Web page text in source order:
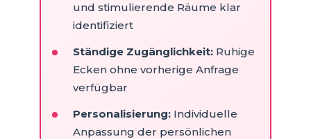
und stimulierende Räume klar
identifiziert
Ständige Zugänglichkeit:Ruhige
Ecken ohne vorherige Anfrage
verfügbar
Personalisierung:Individuelle
Anpassung der persönlichen